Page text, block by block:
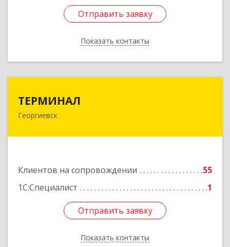
Отправить заявку
Показать контакты
Отправить заявку
Назад
ТЕРМИНАЛ
Георгиевск
Клиентов на сопровождении
55
1С:Специалист
1
Отправить заявку
Показать контакты
357820, Ставропольский край, Георгиевск г,
Отправить заявку
Назад